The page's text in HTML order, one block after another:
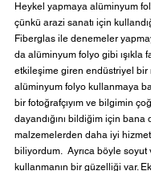
Heykel yapmaya alüminyum
çünkü arazi sanatı için
Fiberglas ile denemeler
da alüminyum folyo gibi ışıkla
etkileşime giren endüstriyel bir
alüminyum folyo kullanmaya
bir fotoğrafçıyım ve bilgimin
dayandığını bildiğim için bana
malzemelerden daha iyi
biliyordum.  Ayrıca böyle
kullanmanın bir güzelliği var.